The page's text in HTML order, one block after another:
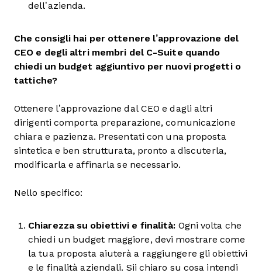
dell’azienda.
Che consigli hai per ottenere l’approvazione del
CEO e degli altri membri del C-Suite quando
chiedi un budget aggiuntivo per nuovi progetti o
tattiche?
Ottenere l’approvazione dal CEO e dagli altri
dirigenti comporta preparazione, comunicazione
chiara e pazienza. Presentati con una proposta
sintetica e ben strutturata, pronto a discuterla,
modificarla e affinarla se necessario.
Nello specifico:
Chiarezza su obiettivi e finalità: Ogni volta che
chiedi un budget maggiore, devi mostrare come
la tua proposta aiuterà a raggiungere gli obiettivi
e le finalità aziendali. Sii chiaro su cosa intendi